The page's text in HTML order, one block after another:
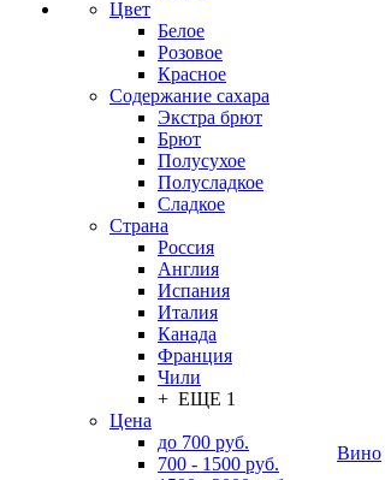
Цвет
Белое
Розовое
Красное
Содержание сахара
Экстра брют
Брют
Полусухое
Полусладкое
Сладкое
Страна
Россия
Англия
Испания
Италия
Канада
Франция
Чили
+ ЕЩЕ 1
Цена
до 700 руб.
700 - 1500 руб.
Вино